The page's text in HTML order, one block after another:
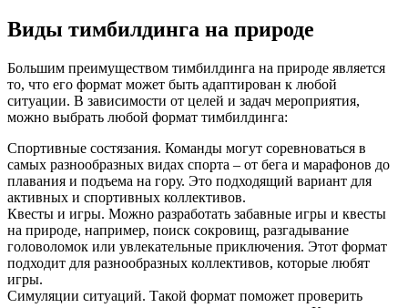
Виды тимбилдинга на природе
Большим преимуществом тимбилдинга на природе является
то, что его формат может быть адаптирован к любой
ситуации. В зависимости от целей и задач мероприятия,
можно выбрать любой формат тимбилдинга:
Спортивные состязания. Команды могут соревноваться в
самых разнообразных видах спорта – от бега и марафонов до
плавания и подъема на гору. Это подходящий вариант для
активных и спортивных коллективов.
Квесты и игры. Можно разработать забавные игры и квесты
на природе, например, поиск сокровищ, разгадывание
головоломок или увлекательные приключения. Этот формат
подходит для разнообразных коллективов, которые любят
игры.
Симуляции ситуаций. Такой формат поможет проверить